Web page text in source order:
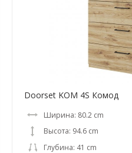
Doorset KOM 4S Комод
Ширина: 80.2 cm
Высота: 94.6 cm
Глубина: 41 cm